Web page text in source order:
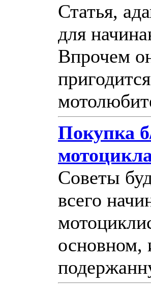
Статья,
для
Впрочем
Покупка
Советы
всего
основном,